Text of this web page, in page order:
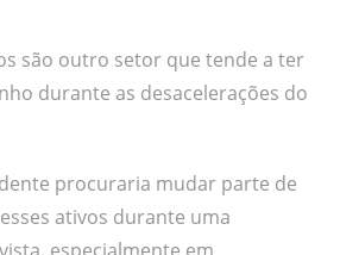
são outro setor que tende a ter
durante as desacelerações do
procuraria mudar parte de
ativos durante uma